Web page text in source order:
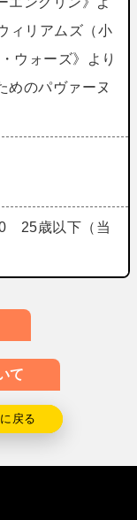
ィリアムズ（小
ウォーズ》より
のパヴァーヌ
25歳以下（当
て
戻る